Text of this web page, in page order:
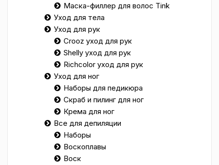
Маска-филлер для волос Tink
Уход для тела
Уход для рук
Crooz уход для рук
Shelly уход для рук
Richcolor уход для рук
Уход для ног
Наборы для педикюра
Скраб и пилинг для ног
Крема для ног
Все для депиляции
Наборы
Воскоплавы
Воск